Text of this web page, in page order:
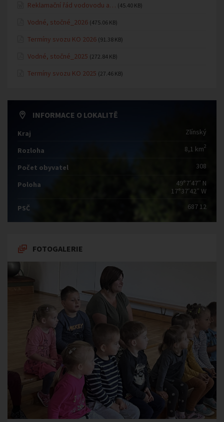
Reklamační řád vodovodu a… (45.40 KB)
Vodné, stočné_2026 (475.06 KB)
Termíny svozu KO 2026 (91.38 KB)
Vodné, stočné_2025 (272.84 KB)
Termíny svozu KO 2025 (27.46 KB)
INFORMACE O LOKALITĚ
Kraj Zlínský
Rozloha 8,1 km2
Počet obyvatel 308
Poloha
49°7′47″ N
17°37′42″ W
PSČ
687 12
FOTOGALERIE